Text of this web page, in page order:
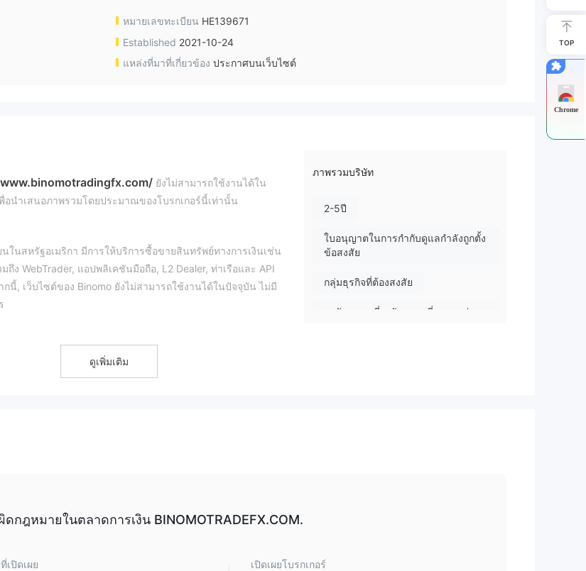
หมายเลขทะเบียน HE139671
Established 2021-10-24
แหล่งที่มาที่เกี่ยวข้อง ประกาศบนเว็บไซต์
ยังไม่สามารถใช้งานได้ใน
อนำเสนอภาพรวมโดยประมาณของโบรกเกอร์นี้เท่านั้น
นสหรัฐอเมริกา มีการให้บริการซื้อขายสินทรัพย์ทางการเงินเช่น
WebTrader, แอปพลิเคชันมือถือ, L2 Dealer, ท่าเรือและ API
กนี้, เว็บไซต์ของ Binomo ยังไม่สามารถใช้งานได้ในปัจจุบัน ไม่มี
แอปพลิเคชันมือถือ, L2 Dealer, ท่าเรือและ API, Binomo มอบ
วกับโครงสร้างค่าธรรมเนียม, เลเวอเรจ และการดำเนินการ ซึ่ง
ภาพรวมบริษัท
2-5ปี
ใบอนุญาตในการกำกับดูแลกำลังถูกตั้ง
ข้อสงสัย
กลุ่มธุรกิจที่ต้องสงสัย
ระวังความเสี่ยงอันตรายที่อาจจะซ่อน
ดูเพิ่มเติม
หมายในตลาดการเงิน BINOMOTRADEFX.COM.
เปิดเผย เปิดเผยโบรกเกอร์
TOP
Chrome